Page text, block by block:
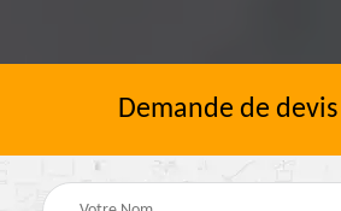
Demande de